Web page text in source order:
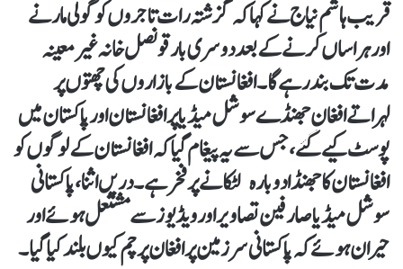
قریب ہاشم نیاج نے کہا کہ گزشتہ رات تاجروں کو گولی مارنے
اور ہراساں کرنے کے بعد دوسری بار قونصل خانہ غیر معینہ
مدت تک بند رہے گا۔ افغانستان کے بازاروں کی چھتوں پر
لہراتے افغان جھنڈے سوشل میڈیا پر افغانستان اور پاکستان میں
پوسٹ کیے گئے ، جس سے یہ پیغام گیا کہ افغانستان کے لوگوں کو
افغانستان کا جھنڈا دوبارہ لٹکانے پر فخر ہے۔ دریں اثنا ، پاکستانی
سوشل میڈیا صارفین تصاویر اور ویڈیوز سے مشتعل ہوئے اور
حیران ہوئے کہ پاکستانی سرزمین پر افغان پرچم کیوں بلند کیا گیا۔